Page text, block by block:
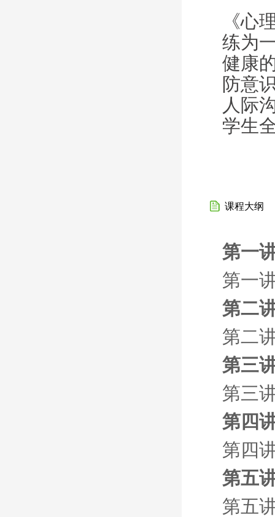
《心
练为
健康
防意
人际
学生
课程大纲
第一
第一
第二
第二
第三
第三
第四
第四
第五
第五